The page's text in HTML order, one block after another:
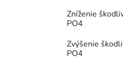
Zníženie
PO4
Zvýšenie
PO4